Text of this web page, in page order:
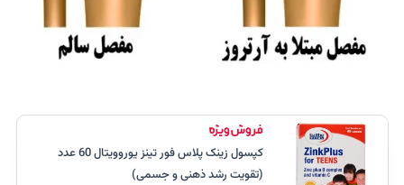
کپسول زینک پلاس فور تینز یوروویتال 60 عدد
(تقویت رشد ذهنی و جسمی)